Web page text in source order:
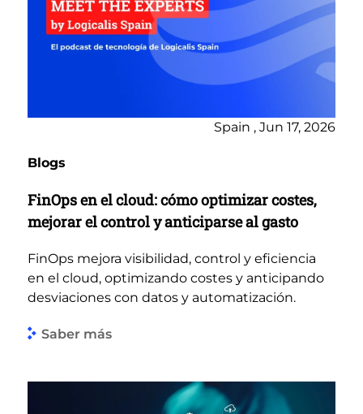
Spain , Jun 17, 2026
Blogs
FinOps en el cloud: cómo optimizar costes,
mejorar el control y anticiparse al gasto
FinOps mejora visibilidad, control y eficiencia
en el cloud, optimizando costes y anticipando
desviaciones con datos y automatización.
Saber más